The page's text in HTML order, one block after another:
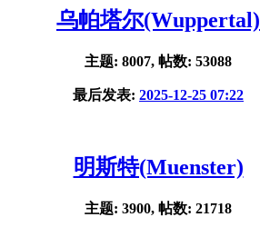
乌帕塔尔(Wuppertal)
主题: 8007, 帖数: 53088
最后发表: 2025-12-25 07:22
明斯特(Muenster)
主题: 3900, 帖数: 21718